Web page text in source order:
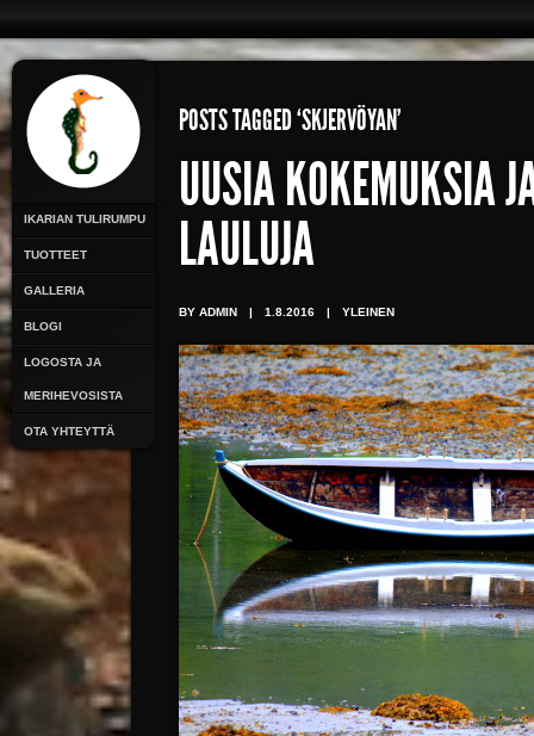
IKARIAN TULIRUMPU
TUOTTEET
GALLERIA
BLOGI
LOGOSTA JA
MERIHEVOSISTA
OTA YHTEYTTÄ
POSTS TAGGED ‘SKJERVÖYAN’
UUSIA KOKEMUKSIA
LAULUJA
BY ADMIN | 1.8.2016 | YLEINEN